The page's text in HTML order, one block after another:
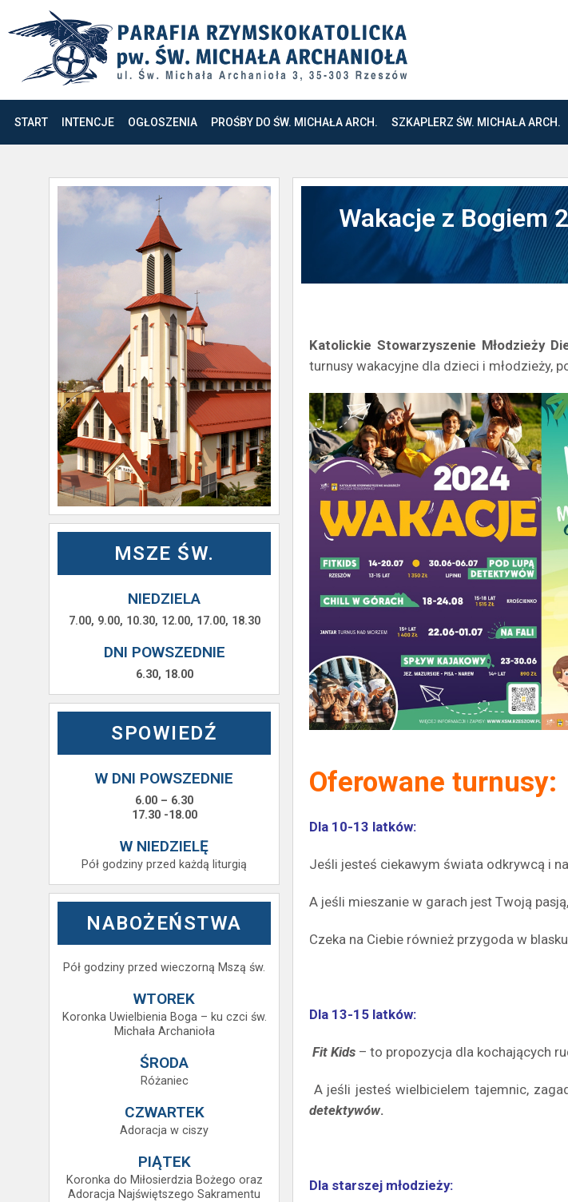
START INTENCJE OGŁOSZENIA PROŚBY DO ŚW. MICHAŁA ARCH. SZKAPLERZ ŚW. MICHAŁA ARCH.
MSZE ŚW.
NIEDZIELA
7.00, 9.00, 10.30, 12.00, 17.00, 18.30
DNI POWSZEDNIE
6.30, 18.00
SPOWIEDŹ
W DNI POWSZEDNIE
6.00 – 6.30
17.30 -18.00
W NIEDZIELĘ
Pół godziny przed każdą liturgią
NABOŻEŃSTWA
Pół godziny przed wieczorną Mszą św.
WTOREK
Koronka Uwielbienia Boga – ku czci św.
Michała Archanioła
ŚRODA
Różaniec
CZWARTEK
Adoracja w ciszy
PIĄTEK
Koronka do Miłosierdzia Bożego oraz
Adoracja Najświętszego Sakramentu
Wakacje z Bogiem
Katolickie Stowarzyszenie Młodzieży
turnusy wakacyjne dla dzieci i młodzieży,
Oferowane turnusy:
Dla 10-13 latków:
Jeśli jesteś ciekawym świata odkrywcą i
A jeśli mieszanie w garach jest Twoją
Czeka na Ciebie również przygoda w
Dla 13-15 latków:
Fit Kids – to propozycja dla kochających
A jeśli jesteś wielbicielem tajemnic,
detektywów.
Dla starszej młodzieży: